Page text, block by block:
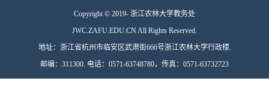
Copyright © 2019- 浙江农林大学教务处
JWC.ZAFU.EDU.CN All Rights Reserved.
地址：浙江省杭州市临安区武肃街666号浙江农林大学行政楼.
邮编：311300. 电话：0571-63748780，传真：0571-63732723